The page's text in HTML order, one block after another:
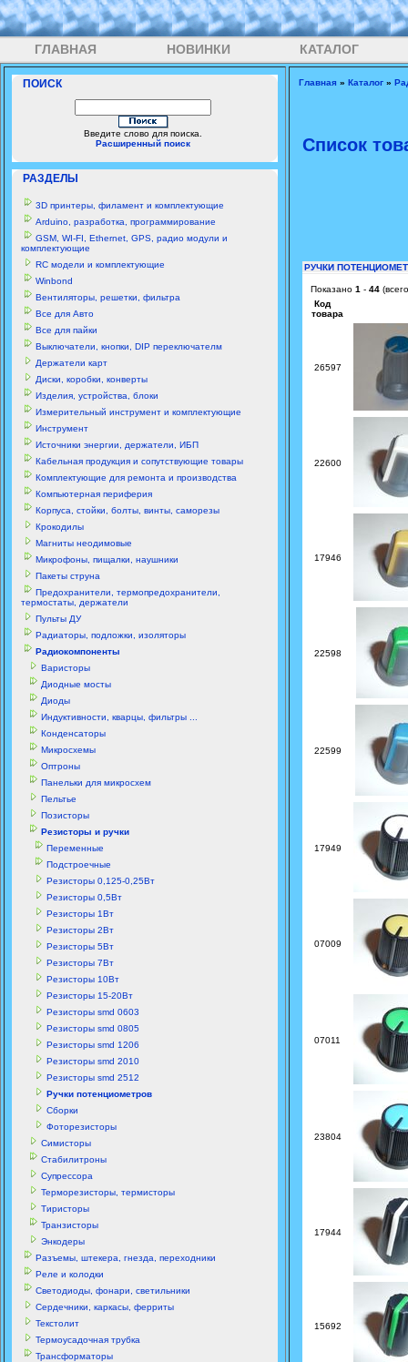
ГЛАВНАЯ НОВИНКИ КАТАЛОГ
ПОИСК
Введите слово для поиска.
Расширенный поиск
РАЗДЕЛЫ
3D принтеры, филамент и комплектующие
Arduino, разработка, программирование
GSM, WI-FI, Ethernet, GPS, радио модули и
комплектующие
RC модели и комплектующие
Winbond
Вентиляторы, решетки, фильтра
Все для Авто
Все для пайки
Выключатели, кнопки, DIP переключателм
Держатели карт
Диски, коробки, конверты
Изделия, устройства, блоки
Измерительный инструмент и комплектующие
Инструмент
Источники энергии, держатели, ИБП
Кабельная продукция и сопутствующие товары
Комплектующие для ремонта и производства
Компьютерная периферия
Корпуса, стойки, болты, винты, саморезы
Крокодилы
Магниты неодимовые
Микрофоны, пищалки, наушники
Пакеты струна
Предохранители, термопредохранители,
термостаты, держатели
Пульты ДУ
Радиаторы, подложки, изоляторы
Радиокомпоненты
Варисторы
Диодные мосты
Диоды
Индуктивности, кварцы, фильтры ...
Конденсаторы
Микросхемы
Оптроны
Панельки для микросхем
Пельтье
Позисторы
Резисторы и ручки
Переменные
Подстроечные
Резисторы 0,125-0,25Вт
Резисторы 0,5Вт
Резисторы 1Вт
Резисторы 2Вт
Резисторы 5Вт
Резисторы 7Вт
Резисторы 10Вт
Резисторы 15-20Вт
Резисторы smd 0603
Резисторы smd 0805
Резисторы smd 1206
Резисторы smd 2010
Резисторы smd 2512
Ручки потенциометров
Сборки
Фоторезисторы
Симисторы
Стабилитроны
Супрессора
Терморезисторы, термисторы
Тиристоры
Транзисторы
Энкодеры
Разъемы, штекера, гнезда, переходники
Реле и колодки
Светодиоды, фонари, светильники
Сердечники, каркасы, ферриты
Текстолит
Термоусадочная трубка
Трансформаторы
Главная » Каталог »
Список
РУЧКИ
Показано 1 - 44
Код
товара
26597
22600
17946
22598
22599
17949
07009
07011
23804
17944
15692